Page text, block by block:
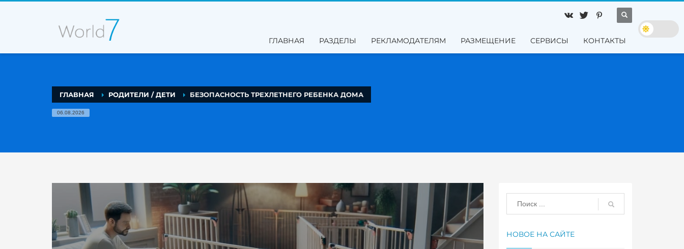
ГЛАВНАЯ РАЗДЕЛЫ РЕКЛАМОДАТЕЛЯМ РАЗМЕЩЕНИЕ СЕРВИСЫ КОНТАКТЫ
ГЛАВНАЯ РОДИТЕЛИ / ДЕТИ БЕЗОПАСНОСТЬ ТРЕХЛЕТНЕГО РЕБЕНКА ДОМА
06.08.2026
НОВОЕ НА САЙТЕ